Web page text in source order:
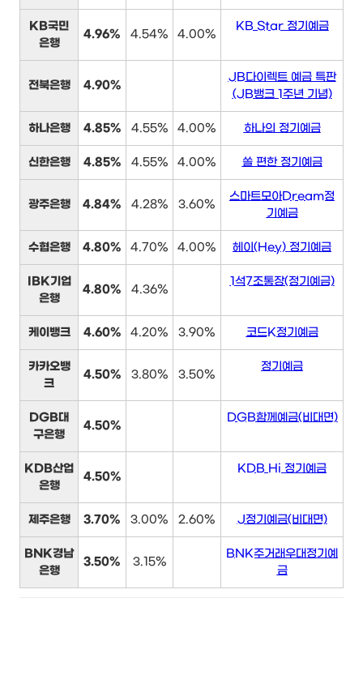
KB국민
은행
4.96% 4.54% 4.00%
KB Star 정기예금
전북은행 4.90%
JB다이렉트 예금 특판
(JB뱅크 1주년 기념)
하나은행 4.85% 4.55% 4.00% 하나의 정기예금
신한은행 4.85% 4.55% 4.00% 쏠 편한 정기예금
광주은행 4.84% 4.28% 3.60%
스마트모아Dream정
기예금
수협은행 4.80% 4.70% 4.00% 헤이(Hey) 정기예금
IBK기업
은행
4.80% 4.36%
1석7조통장(정기예금)
케이뱅크 4.60% 4.20% 3.90% 코드K정기예금
카카오뱅
크
4.50% 3.80% 3.50%
정기예금
DGB대
구은행
4.50%
DGB함께예금(비대면)
KDB산업
은행
4.50%
KDB Hi 정기예금
제주은행 3.70% 3.00% 2.60% J정기예금(비대면)
BNK경남
은행
3.50% 3.15%
BNK주거래우대정기예
금